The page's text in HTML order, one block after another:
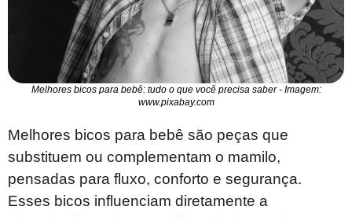
Melhores bicos para bebê: tudo o que você precisa saber - Imagem:
www.pixabay.com
Melhores bicos para bebê são peças que
substituem ou complementam o mamilo,
pensadas para fluxo, conforto e segurança.
Esses bicos influenciam diretamente a